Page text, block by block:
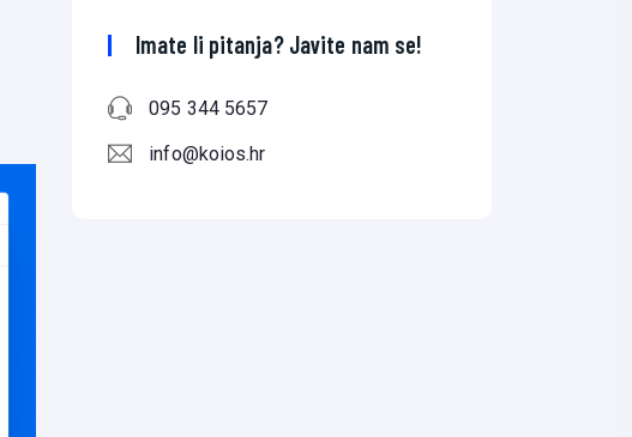
Imate li pitanja? Javite nam se!
095 344 5657
info@koios.hr